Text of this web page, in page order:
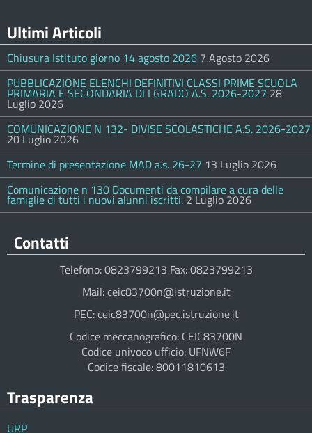
Ultimi Articoli
Chiusura Istituto giorno 14 agosto 2026 7 Agosto 2026
PUBBLICAZIONE ELENCHI DEFINITIVI CLASSI PRIME SCUOLA
PRIMARIA E SECONDARIA DI I GRADO A.S. 2026-2027 28
Luglio 2026
COMUNICAZIONE N 132- DIVISE SCOLASTICHE A.S. 2026-2027
20 Luglio 2026
Termine di presentazione MAD a.s. 26-27 13 Luglio 2026
Comunicazione n 130 Documenti da compilare a cura delle
famiglie di tutti i nuovi alunni iscritti. 2 Luglio 2026
Contatti
Telefono: 0823799213 Fax: 0823799213
Mail: ceic83700n@istruzione.it
PEC: ceic83700n@pec.istruzione.it
Codice meccanografico: CEIC83700N
Codice univoco ufficio: UFNW6F
Codice fiscale: 80011810613
Trasparenza
URP